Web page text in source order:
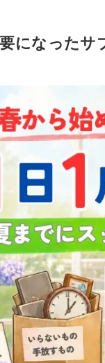
になったサ